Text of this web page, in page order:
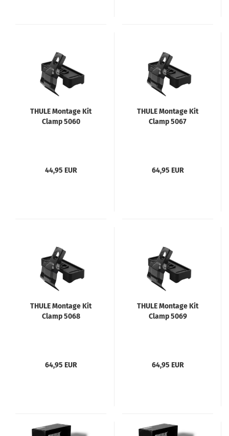
THULE Montage Kit
Clamp 5060
44,95 EUR
THULE Montage Kit
Clamp 5067
64,95 EUR
THULE Montage Kit
Clamp 5068
64,95 EUR
THULE Montage Kit
Clamp 5069
64,95 EUR